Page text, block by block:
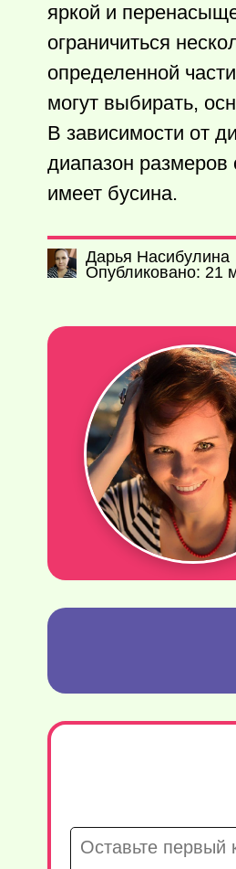
яркой и
ограничиться
определенной
могут выбирать,
В зависимости от
диапазон
имеет бусина.
Дарья Насибулина
Опубликовано: 21